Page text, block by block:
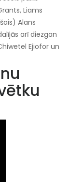
Liams
Alans
arī diezgan
Ejiofor un